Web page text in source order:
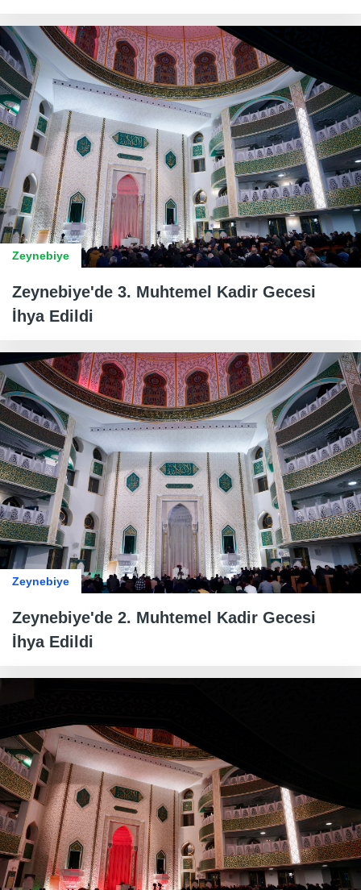
Zeynebiye
Zeynebiye'de 3. Muhtemel Kadir Gecesi
İhya Edildi
Zeynebiye
Zeynebiye'de 2. Muhtemel Kadir Gecesi
İhya Edildi